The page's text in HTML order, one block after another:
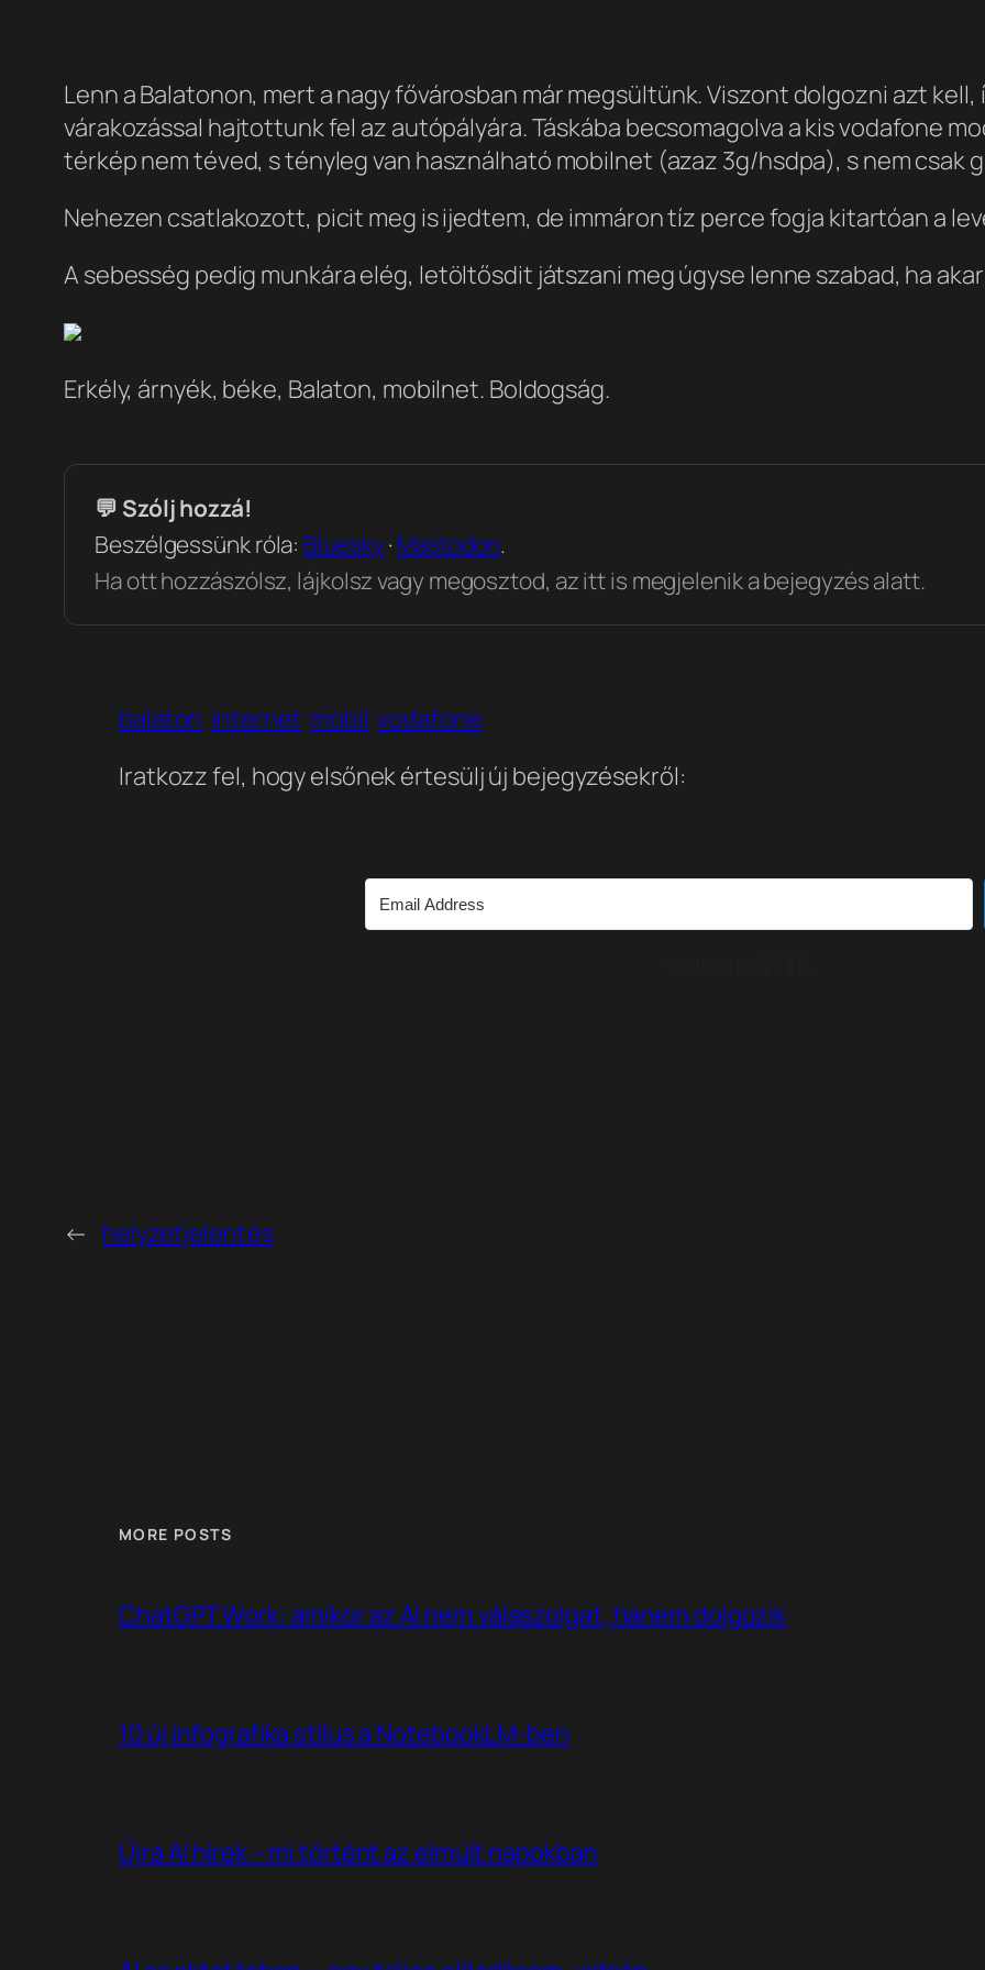
Lenn a Balatonon, mert a nagy fővárosban már megsültünk. Viszont dolgozni azt
várakozással hajtottunk fel az autópályára. Táskába becsomagolva a kis vodafone
térkép nem téved, s tényleg van használható mobilnet (azaz 3g/hsdpa), s nem csak
Nehezen csatlakozott, picit meg is ijedtem, de immáron tíz perce fogja kitartóan a
A sebesség pedig munkára elég, letöltősdit játszani meg úgyse lenne szabad, ha
Erkély, árnyék, béke, Balaton, mobilnet. Boldogság.
💬 Szólj hozzá!
Beszélgessünk róla: Bluesky·Mastodon.
Ha ott hozzászólsz, lájkolsz vagy megosztod, az itt is megjelenik a bejegyzés alatt.
balaton internet mobil vodafone
Iratkozz fel, hogy elsőnek értesülj új bejegyzésekről:
← helyzetjelentés
MORE POSTS
ChatGPT Work: amikor az AI nem válaszolgat, hanem dolgozik
10 új infografika stílus a NotebookLM-ben
Újra AI hírek – mi történt az elmúlt napokban